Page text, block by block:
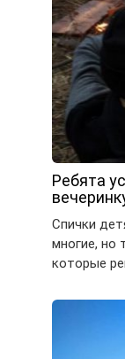
Ребята
Спички
многие, но
которые